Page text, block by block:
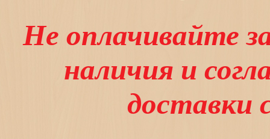
Не оплачивайте
наличия и
доставки